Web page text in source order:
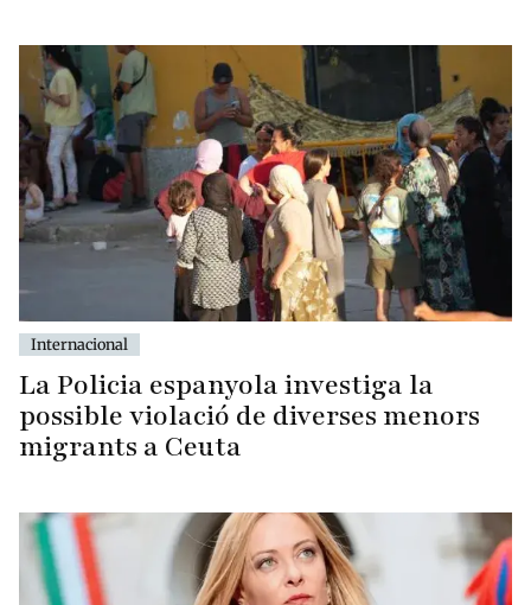
Internacional
La Policia espanyola investiga la
possible violació de diverses menors
migrants a Ceuta